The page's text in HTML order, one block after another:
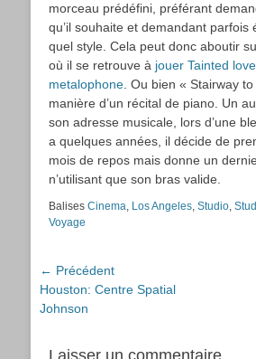
morceau prédéfini, préférant
qu’il souhaite et demandant parfois
quel style. Cela peut donc aboutir
où il se retrouve à jouer Tainted
metalophone. Ou bien « Stairway
manière d’un récital de piano. Un
son adresse musicale, lors d’une
a quelques années, il décide de
mois de repos mais donne un
n’utilisant que son bras valide.
Balises Cinema, Los Angeles, Studio,
Voyage
Navigation
de
l’article
← Précédent
Article
précédent :
Houston: Centre Spatial
Johnson